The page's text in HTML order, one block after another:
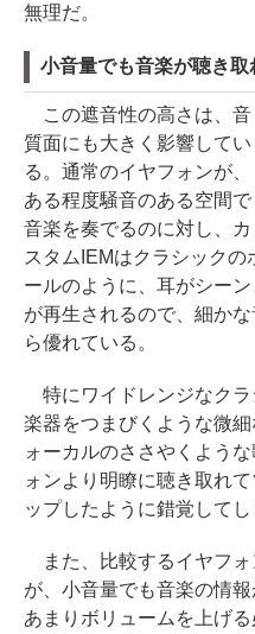
無理だ。
小音量でも音楽が聴き取
この遮音性の高さは、音
質面にも大きく影響してい
る。通常のイヤフォンが、
ある程度騒音のある空間で
音楽を奏でるのに対し、カ
スタムIEMはクラシックの
ールのように、耳がシー
が再生されるので、細か
ら優れている。
特にワイドレンジなクラ
楽器をつまびくような微
ォーカルのささやくよう
ォンより明瞭に聴き取れ
ップしたように錯覚してし
また、比較するイヤフォ
が、小音量でも音楽の情
あまりボリュームを上げ